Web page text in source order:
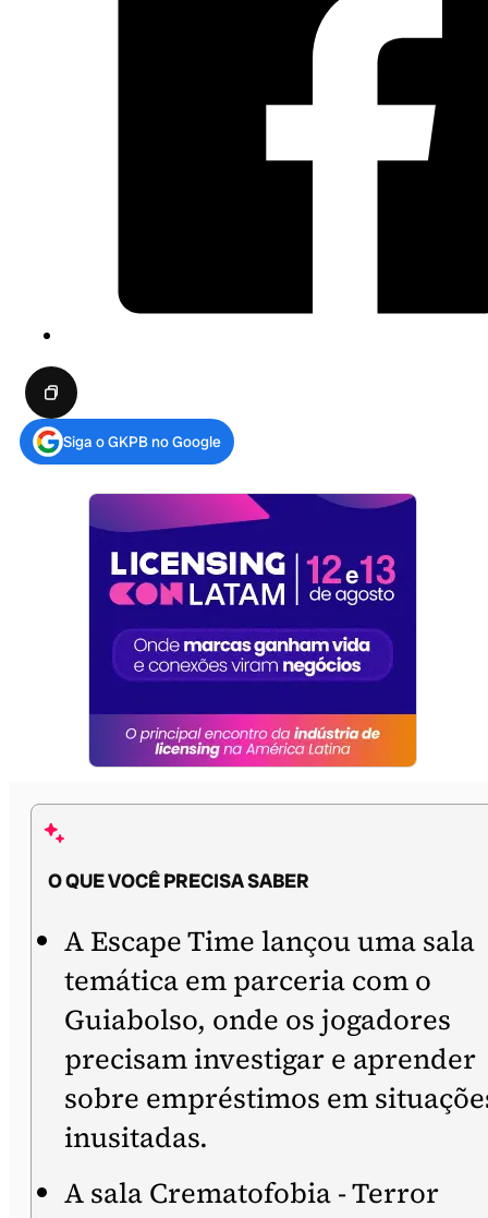
Siga o GKPB no Google
O QUE VOCÊ PRECISA SABER
A Escape Time lançou uma sala
temática em parceria com o
Guiabolso, onde os jogadores
precisam investigar e aprender
sobre empréstimos em
inusitadas.
A sala Crematofobia - Terror